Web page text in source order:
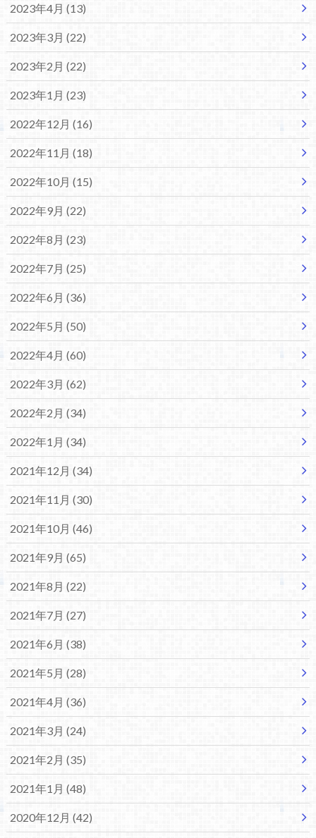
2023年4月 (13)
2023年3月 (22)
2023年2月 (22)
2023年1月 (23)
2022年12月 (16)
2022年11月 (18)
2022年10月 (15)
2022年9月 (22)
2022年8月 (23)
2022年7月 (25)
2022年6月 (36)
2022年5月 (50)
2022年4月 (60)
2022年3月 (62)
2022年2月 (34)
2022年1月 (34)
2021年12月 (34)
2021年11月 (30)
2021年10月 (46)
2021年9月 (65)
2021年8月 (22)
2021年7月 (27)
2021年6月 (38)
2021年5月 (28)
2021年4月 (36)
2021年3月 (24)
2021年2月 (35)
2021年1月 (48)
2020年12月 (42)